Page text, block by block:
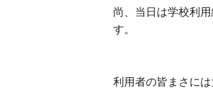
尚、当日は学校利
す。
利用者の皆まさに